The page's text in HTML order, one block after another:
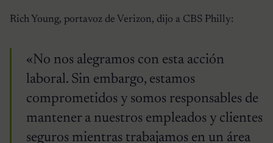
Rich Young, portavoz de Verizon, dijo a CBS Philly:
«No nos alegramos con esta acción
laboral. Sin embargo, estamos
comprometidos y somos responsables de
mantener a nuestros empleados y clientes
seguros mientras trabajamos en un área